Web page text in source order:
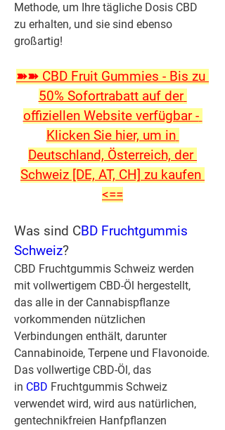
Methode, um Ihre tägliche Dosis CBD
zu erhalten, und sie sind ebenso
großartig!
➽➽ CBD Fruit Gummies - Bis zu
50% Sofortrabatt auf der
offiziellen Website verfügbar -
Klicken Sie hier, um in
Deutschland, Österreich, der
Schweiz [DE, AT, CH] zu kaufen
<==
Was sind CBD Fruchtgummis
Schweiz?
CBD Fruchtgummis Schweiz werden
mit vollwertigem CBD-Öl hergestellt,
das alle in der Cannabispflanze
vorkommenden nützlichen
Verbindungen enthält, darunter
Cannabinoide, Terpene und Flavonoide.
Das vollwertige CBD-Öl, das
in CBD Fruchtgummis Schweiz
verwendet wird, wird aus natürlichen,
gentechnikfreien Hanfpflanzen